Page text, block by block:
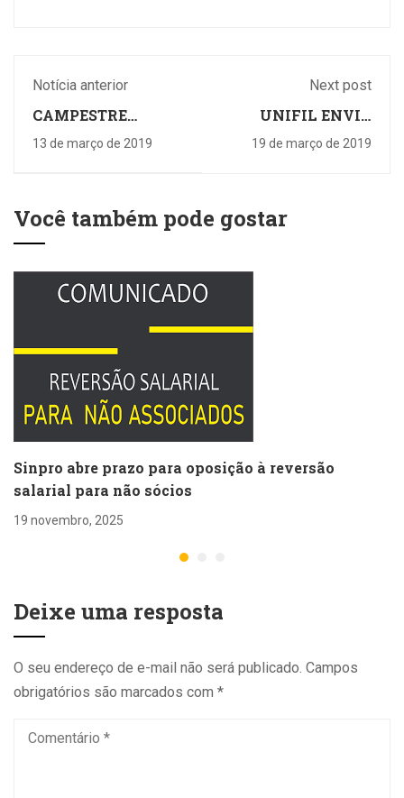
Notícia anterior
CAMPESTRE
MASSOTERAPIA
13 de março de 2019
Next post
UNIFIL ENVIA
QUESTIONAMENTOS
19 de março de 2019
Você também pode gostar
Sinpro abre prazo para oposição à reversão
salarial para não sócios
19 novembro, 2025
Deixe uma resposta
O seu endereço de e-mail não será publicado. Campos
obrigatórios são marcados com *